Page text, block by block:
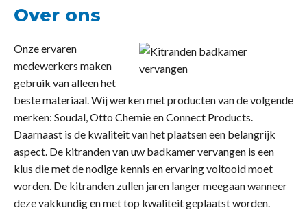
Over ons
Onze ervaren
medewerkers maken
gebruik van alleen het
beste materiaal. Wij werken met producten van de volgende
merken: Soudal, Otto Chemie en Connect Products.
Daarnaast is de kwaliteit van het plaatsen een belangrijk
aspect. De kitranden van uw badkamer vervangen is een
klus die met de nodige kennis en ervaring voltooid moet
worden. De kitranden zullen jaren langer meegaan wanneer
deze vakkundig en met top kwaliteit geplaatst worden.